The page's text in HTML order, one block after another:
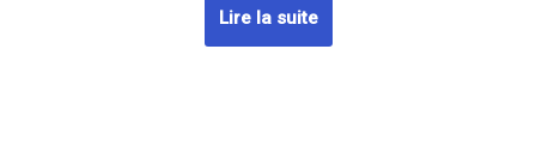
Lire la suite